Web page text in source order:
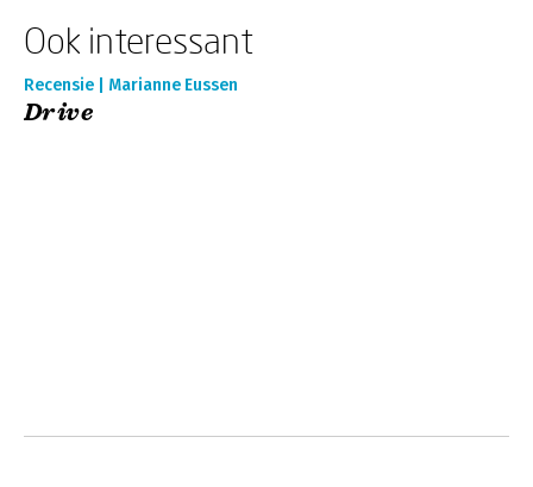
Ook interessant
Recensie | Marianne Eussen
Drive